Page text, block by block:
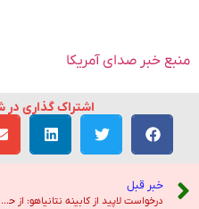
منبع خبر صدای آمریکا
اشتراک گذاری
خبر قبل
درخواست لاپید از کابینه نتانیاهو: از حقه بازی دست بردارید – خبرگزاری ایرنا